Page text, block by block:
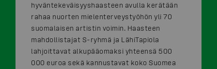
hyväntekeväisyyshaasteen avulla kerätään
rahaa nuorten mielenterveystyöhön yli 70
suomalaisen artistin voimin. Haasteen
mahdollistajat S-ryhmä ja LähiTapiola
lahjoittavat alkupääomaksi yhteensä 500
000 euroa sekä kannustavat koko Suomea